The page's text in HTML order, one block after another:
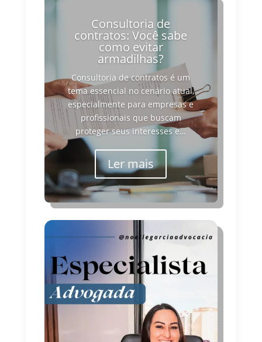
Consultoria de
contratos: Você sabe
como evitar
armadilhas?
Consultoria de contratos é um
tema essencial no cenário atual,
especialmente para empresas e
profissionais que buscam
proteger seus interesses e…
Ler mais